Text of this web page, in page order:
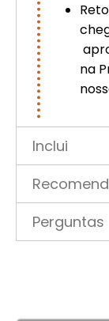
na
Inclui
Perguntas